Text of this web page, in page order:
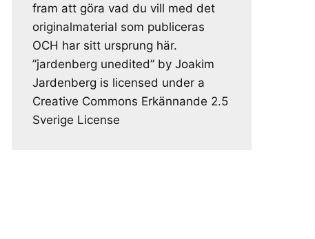
fram att göra vad du vill med det
originalmaterial som publiceras
OCH har sitt ursprung här.
”jardenberg unedited” by Joakim
Jardenberg is licensed under a
Creative Commons Erkännande 2.5
Sverige License